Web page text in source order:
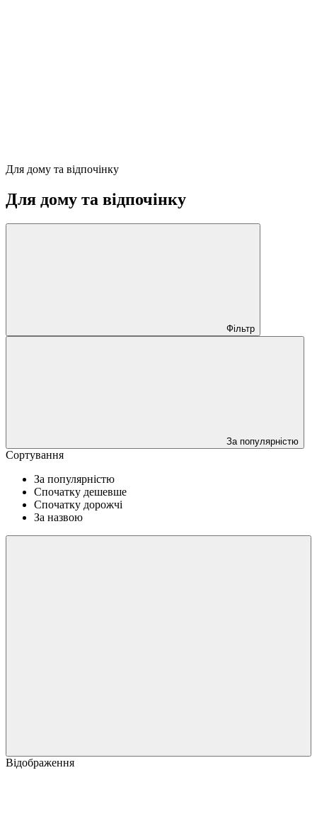
Для дому та відпочінку
Для дому та відпочінку
Фільтр
За популярністю
Сортування
За популярністю
Спочатку дешевше
Спочатку дорожчі
За назвою
Відображення